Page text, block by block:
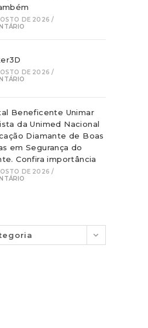
DE 2026 /
DE 2026 /
Beneficente Unimar
da Unimed Nacional
Diamante de Boas
em Segurança do
Confira importância
DE 2026 /